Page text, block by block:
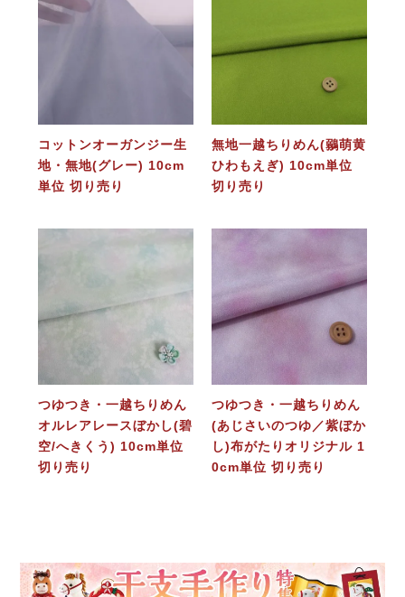
コットンオーガンジー生
地・無地(グレー) 10cm
単位 切り売り
無地一越ちりめん(鶸萌黄
ひわもえぎ) 10cm単位
切り売り
つゆつき・一越ちりめん
オルレアレースぼかし(碧
空/へきくう) 10cm単位
切り売り
つゆつき・一越ちりめん
(あじさいのつゆ／紫ぼか
し)布がたりオリジナル 1
0cm単位 切り売り